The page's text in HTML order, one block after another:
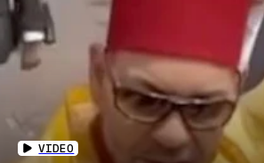
VIDEO